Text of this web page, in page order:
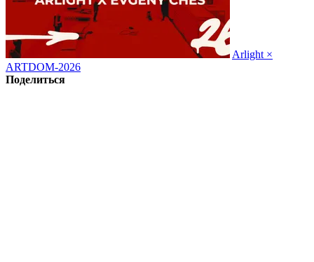
Arlight ×
ARTDOM-2026
Поделиться